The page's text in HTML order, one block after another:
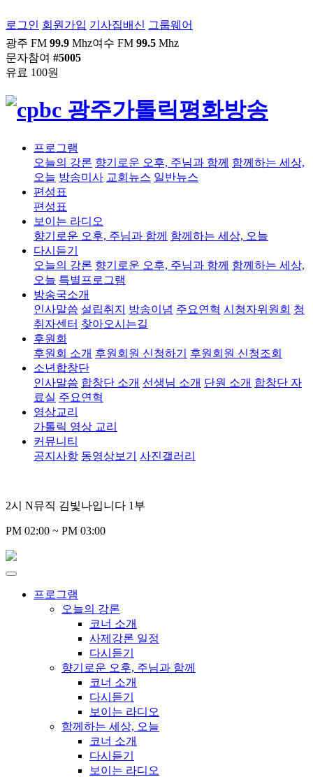
로그인 회원가입 기사집배신 그룹웨어
광주 FM 99.9 Mhz여수 FM 99.5 Mhz
문자참여 #5005
유료 100원
프로그램
오늘의 강론 향기로운 오후, 주님과 함께 함께하는 세상,
오늘 방송미사 교회뉴스 일반뉴스
편성표
편성표
보이는 라디오
향기로운 오후, 주님과 함께 함께하는 세상, 오늘
다시듣기
오늘의 강론 향기로운 오후, 주님과 함께 함께하는 세상,
오늘 특별프로그램
방송국소개
인사말씀 설립취지 방송이념 주요연혁 시청자위원회 청
취자센터 찾아오시는길
후원회
후원회 소개 후원회원 신청하기
후원회원 신청조회
소년합창단
인사말씀 합창단 소개 선생님 소개 단원 소개 합창단 자
료실 주요연혁
영상교리
가톨릭 영상 교리
커뮤니티
공지사항 동영상보기 사진갤러리
2시 N뮤직 김빛나입니다 1부
PM 02:00 ~ PM 03:00
프로그램
오늘의 강론
코너 소개
사제강론 일정
다시듣기
향기로운 오후, 주님과 함께
코너 소개
다시듣기
보이는 라디오
함께하는 세상, 오늘
코너 소개
다시듣기
보이는 라디오